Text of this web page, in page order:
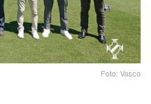
Foto: Vasco